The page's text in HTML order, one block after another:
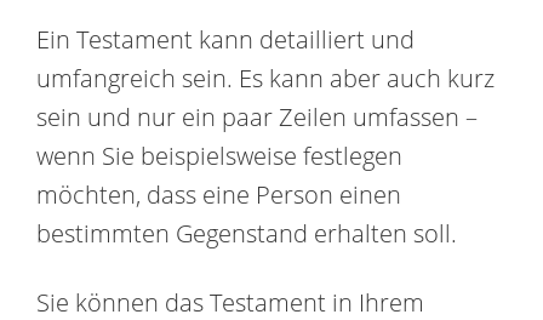
Ein Testament kann detailliert und
umfangreich sein. Es kann aber auch kurz
sein und nur ein paar Zeilen umfassen –
wenn Sie beispielsweise festlegen
möchten, dass eine Person einen
bestimmten Gegenstand erhalten soll.
Sie können das Testament in Ihrem